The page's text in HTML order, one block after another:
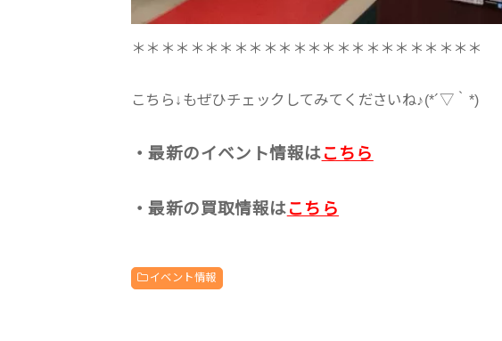
＊＊＊＊＊＊＊＊＊＊＊＊＊＊＊＊＊＊＊＊＊＊＊＊
こちら↓もぜひチェックしてみてくださいね♪(*´▽｀*)
・最新のイベント情報はこちら
・最新の買取情報はこちら
イベント情報